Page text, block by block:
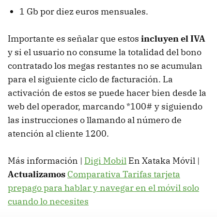
1 Gb por diez euros mensuales.
Importante es señalar que estos incluyen el IVA
y si el usuario no consume la totalidad del bono
contratado los megas restantes no se acumulan
para el siguiente ciclo de facturación. La
activación de estos se puede hacer bien desde la
web del operador, marcando *100# y siguiendo
las instrucciones o llamando al número de
atención al cliente 1200.
Más información | Digi Mobil En Xataka Móvil |
Actualizamos Comparativa Tarifas tarjeta
prepago para hablar y navegar en el móvil solo
cuando lo necesites